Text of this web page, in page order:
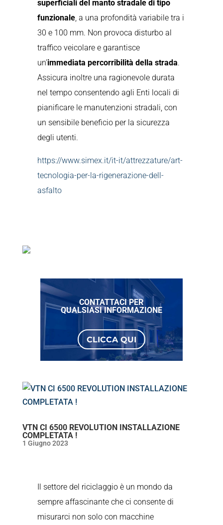
superficiali del manto stradale di tipo
funzionale, a una profondità variabile tra i
30 e 100 mm. Non provoca disturbo al
traffico veicolare e garantisce
un’immediata percorribilità della strada.
Assicura inoltre una ragionevole durata
nel tempo consentendo agli Enti locali di
pianificare le manutenzioni stradali, con
un sensibile beneficio per la sicurezza
degli utenti.
https://www.simex.it/it-it/attrezzature/art-
tecnologia-per-la-rigenerazione-dell-
asfalto
CONTATTACI PER
QUALSIASI INFORMAZIONE
CLICCA QUI
VTN CI 6500 REVOLUTION INSTALLAZIONE
COMPLETATA !
1 Giugno 2023
Il settore del riciclaggio è un mondo da
sempre affascinante che ci consente di
misurarci non solo con macchine